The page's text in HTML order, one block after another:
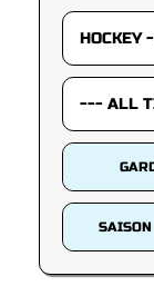
SAISON